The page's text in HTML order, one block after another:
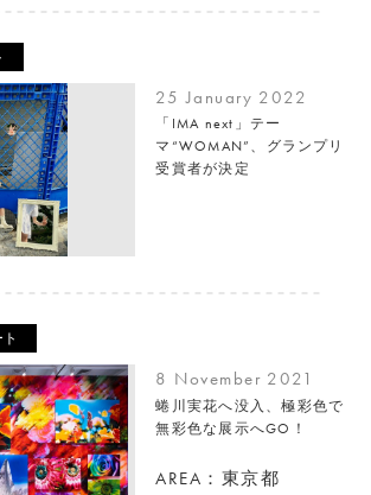
25 January 2022
「IMA next」テー
マ“WOMAN”、グランプリ
受賞者が決定
8 November 2021
蜷川実花へ没入、極彩色で
無彩色な展示へGO！
AREA：東京都